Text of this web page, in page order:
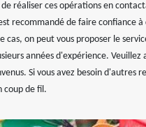
réaliser ces opérations en
recommandé de faire confiance à
cas, on peut vous proposer le
années d'expérience. Veuillez
Si vous avez besoin d'autres
coup de fil.